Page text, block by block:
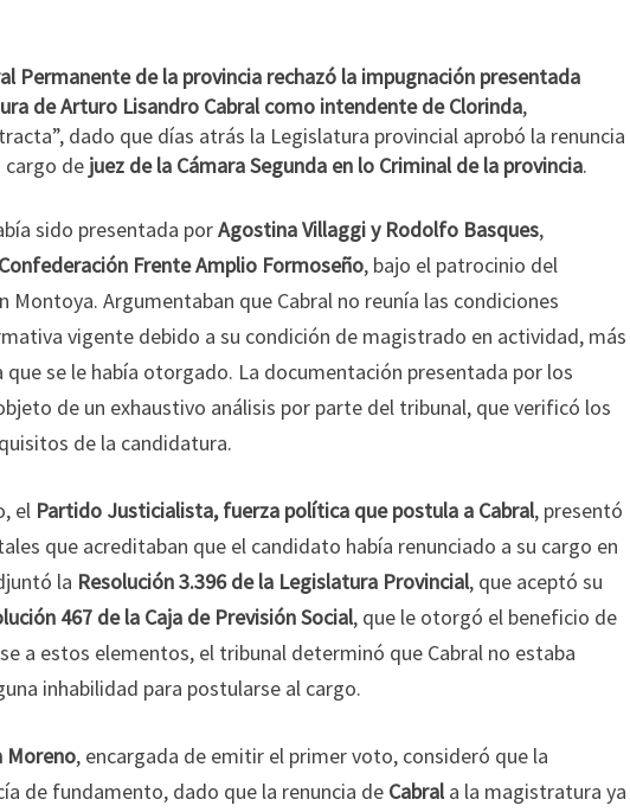
Permanente de la provincia rechazó la impugnación presentada
de Arturo Lisandro Cabral como intendente de Clorinda,
dado que días atrás la Legislatura provincial aprobó la renuncia
cargo de juez de la Cámara Segunda en lo Criminal de la provincia.
sido presentada porAgostina Villaggi y Rodolfo Basques,
Confederación Frente Amplio Formoseño, bajo el patrocinio del
Montoya. Argumentaban que Cabral no reunía las condiciones
vigente debido a su condición de magistrado en actividad, más
que se le había otorgado. La documentación presentada por los
de un exhaustivo análisis por parte del tribunal, que verificó los
de la candidatura.
el Partido Justicialista, fuerza política que postula a Cabral, presentó
que acreditaban que el candidato había renunciado a su cargo en
la Resolución 3.396 de la Legislatura Provincial, que aceptó su
467 de la Caja de Previsión Social, que le otorgó el beneficio de
a estos elementos, el tribunal determinó que Cabral no estaba
inhabilidad para postularse al cargo.
Moreno, encargada de emitir el primer voto, consideró que la
de fundamento, dado que la renuncia de Cabrala la magistratura ya